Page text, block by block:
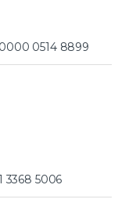
0514 8899
3368 5006